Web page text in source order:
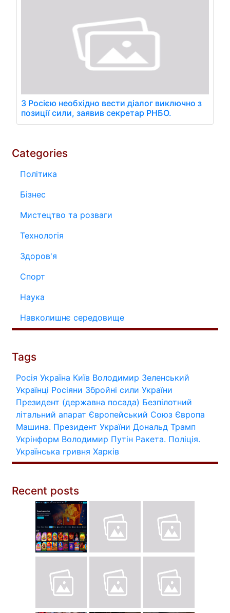
З Росією необхідно вести діалог виключно з
позиції сили, заявив секретар РНБО.
Categories
Політика
Бізнес
Мистецтво та розваги
Технологія
Здоров'я
Спорт
Наука
Навколишнє середовище
Tags
Росія Україна Київ Володимир Зеленський
Українці Росіяни Збройні сили України
Президент (державна посада) Безпілотний
літальний апарат Європейський Союз Європа
Машина. Президент України Дональд Трамп
Укрінформ Володимир Путін Ракета. Поліція.
Українська гривня Харків
Recent posts